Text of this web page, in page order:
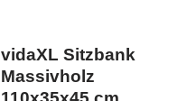
vidaXL Sitzbank
Massivholz